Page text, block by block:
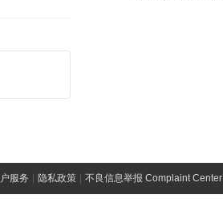
服务 隐私政策 不良信息举报 Complaint Center